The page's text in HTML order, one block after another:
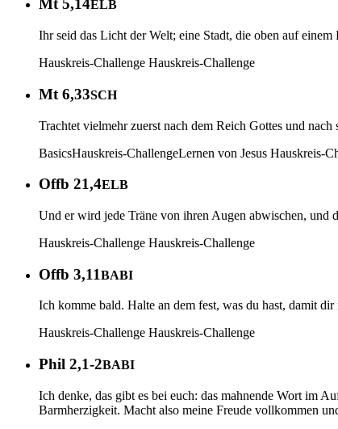
Mt 5,14ELB
Ihr seid das Licht der Welt; eine Stadt, die oben auf
Hauskreis-Challenge Hauskreis-Challenge
Mt 6,33SCH
Trachtet vielmehr zuerst nach dem Reich Gottes und
BasicsHauskreis-ChallengeLernen von Jesus Hauskreis-
Offb 21,4ELB
Und er wird jede Träne von ihren Augen abwischen, und
Hauskreis-Challenge Hauskreis-Challenge
Offb 3,11BABI
Ich komme bald. Halte an dem fest, was du hast, damit
Hauskreis-Challenge Hauskreis-Challenge
Phil 2,1-2BABI
Ich denke, das gibt es bei euch: das mahnende Wort im
Barmherzigkeit. Macht also meine Freude vollkommen